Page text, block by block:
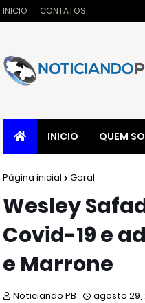
INICIO CONTATOS
INICIO QUEM
Página inicial Geral
Wesley
Covid-19 e
e Marrone
Noticiando PB agosto 29,